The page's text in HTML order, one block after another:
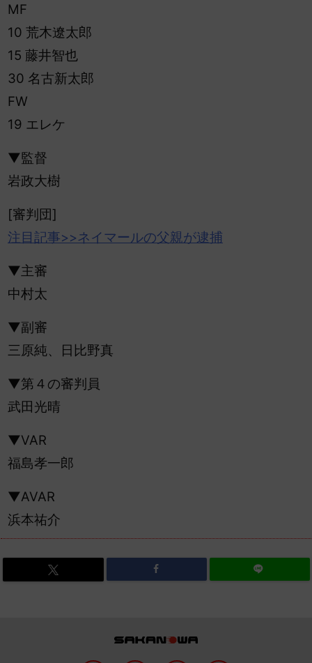
MF
10 荒木遼太郎
15 藤井智也
30 名古新太郎
FW
19 エレケ
▼監督
岩政大樹
[審判団]
注目記事>>ネイマールの父親が逮捕
▼主審
中村太
▼副審
三原純、日比野真
▼第４の審判員
武田光晴
▼VAR
福島孝一郎
▼AVAR
浜本祐介